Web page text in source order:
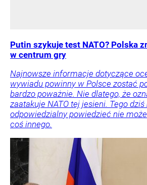
Putin szykuje test NATO? Polska
w centrum gry
Najnowsze informacje dotyczące
wywiadu powinny w Polsce zostać
bardzo poważnie. Nie dlatego, że
zaatakuje NATO tej jesieni. Tego dziś
odpowiedzialny powiedzieć nie
coś innego.